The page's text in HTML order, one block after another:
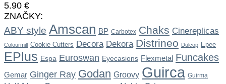
5.90 €
ZNAČKY:
ABY style Amscan BP Carbotex Chaks Cinereplicas
Colourmill Cookie Cutters Decora Dekora Distrineo Dulcop Epee
EPlus Espa Euroswan Eyecasions Flexmetal Funcakes
Gemar Ginger Ray Godan Groovy Guirca Guirma